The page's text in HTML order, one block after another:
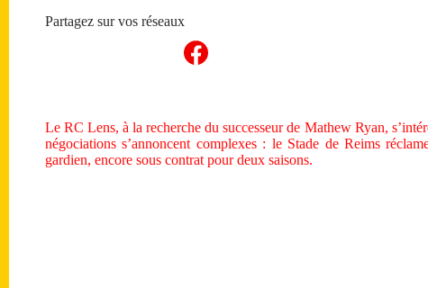
Partagez sur vos réseaux
Le RC Lens, à la recherche du successeur de Mathew Ryan,
négociations s’annoncent complexes : le Stade de Reims
gardien, encore sous contrat pour deux saisons.